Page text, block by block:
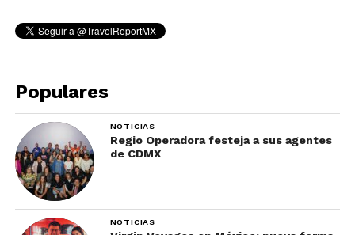
Populares
NOTICIAS
Regio Operadora festeja a sus agentes
de CDMX
NOTICIAS